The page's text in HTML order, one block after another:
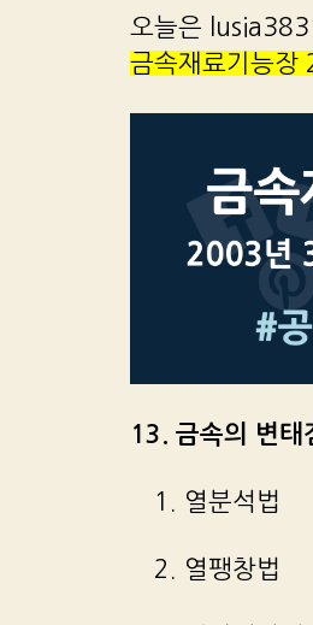
오늘은
금속재료기능장
13. 금속의 변태
1. 열분석법
2. 열팽창법